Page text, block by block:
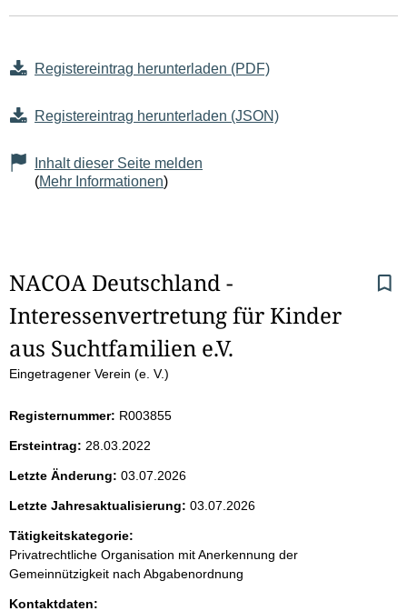
Registereintrag herunterladen (PDF)
Registereintrag herunterladen (JSON)
Inhalt dieser Seite melden
(Mehr Informationen)
S
e
i
e
n
i
n
h
NACOA Deutschland -
Interessenvertretung für Kinder
aus Suchtfamilien e.V.
Eingetragener Verein (e. V.)
Registernummer: R003855
Ersteintrag: 28.03.2022
Letzte Änderung: 03.07.2026
Letzte Jahresaktualisierung: 03.07.2026
Tätigkeitskategorie:
Privatrechtliche Organisation mit Anerkennung der
Gemeinnützigkeit nach Abgabenordnung
Kontaktdaten: